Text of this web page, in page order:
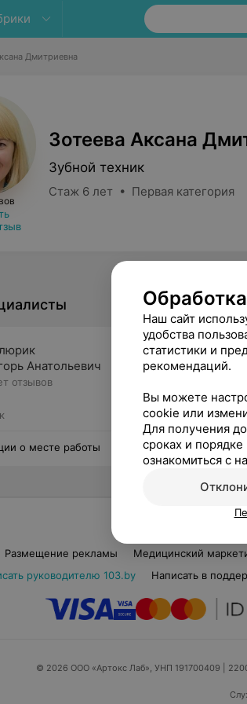
Дмитриевна
Зотеева Аксана
Зубной техник
Стаж 6 лет • Первая категория
Анатольевич
отзывов
о месте работы
Стаж 6
Зубной
Нет
Размещение рекламы Медицинский
руководителю 103.by
Написать в
© 2026 ООО «Артокс Лаб», УНП 191700409 |
Наш сайт
удобства
статистики и
рекомендаций.
Вы можете
cookie или
Для получения
сроках и
ознакомиться с